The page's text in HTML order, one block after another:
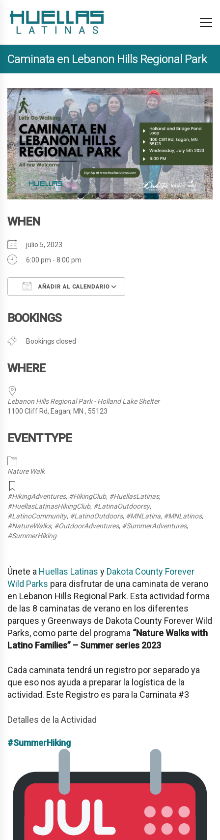
Caminata en Lebanon Hills Regional Park
WHEN
julio 5, 2023
6:00 pm - 8:00 pm
AÑADIR AL CALENDARIO
BOOKINGS
Bookings closed
WHERE
Lebanon Hills Regional Park - Holland Lake Shelter
1100 Cliff Rd, Eagan, MN , 55123
EVENT TYPE
Nature Walk
#HikingAdventures, #HikingClub, #HuellasLatinas,
#HuellasLatinasHikingClub, #LatinaOutdoorsy,
#LatinoCommunity, #LatinoOutdoors, #MNLatina, #MNLatinos,
#NatureWalks, #OutdoorAdventures, #SummerAdventures,
#SummerHiking
Únete a Huellas Latinas y Dakota County Forever
Wild Parks para disfrutar de una caminata de verano
en Lebanon Hills Regional Park. Esta actividad forma
de las 8 caminatas de verano en los diferentes
parques y Greenways de Dakota County Forever Wild
Parks, como parte del programa “Nature Walks with
Latino Families” – Summer series 2023
Cada caminata tendrá un registro por separado ya
que eso nos ayuda a preparar la logística de la
actividad. Este Registro es para la Caminata #3
Detalles de la Actividad
#SummerHiking